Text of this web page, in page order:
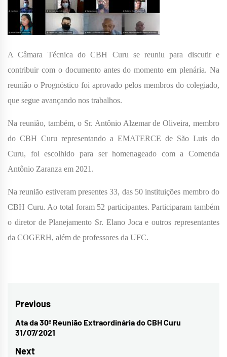
A Câmara Técnica do CBH Curu se reuniu para discutir e
contribuir com o documento antes do momento em plenária. Na
reunião o Prognóstico foi aprovado pelos membros do colegiado,
que segue avançando nos trabalhos.
Na reunião, também, o Sr. Antônio Alzemar de Oliveira, membro
do CBH Curu representando a EMATERCE de São Luis do
Curu, foi escolhido para ser homenageado com a Comenda
Antônio Zaranza em 2021.
Na reunião estiveram presentes 33, das 50 instituições membro do
CBH Curu. Ao total foram 52 participantes. Participaram também
o diretor de Planejamento Sr. Elano Joca e outros representantes
da COGERH, além de professores da UFC.
Navegação
de
Previous
Previous
post:
Ata da 30ª Reunião Extraordinária do CBH Curu
31/07/2021
Next